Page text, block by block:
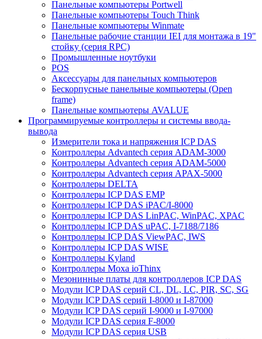
Панельные компьютеры Portwell
Панельные компьютеры Touch Think
Панельные компьютеры Winmate
Панельные рабочие станции IEI для монтажа в 19"
стойку (серия RPC)
Промышленные ноутбуки
POS
Аксессуары для панельных компьютеров
Бескорпусные панельные компьютеры (Open
frame)
Панельные компьютеры AVALUE
Программируемые контроллеры и системы ввода-
вывода
Измерители тока и напряжения ICP DAS
Контроллеры Advantech серия ADAM-3000
Контроллеры Advantech серия ADAM-5000
Контроллеры Advantech серия APAX-5000
Контроллеры DELTA
Контроллеры ICP DAS EMP
Контроллеры ICP DAS iPAC/I-8000
Контроллеры ICP DAS LinPAC, WinPAC, XPAC
Контроллеры ICP DAS uPAC, I-7188/7186
Контроллеры ICP DAS ViewPAC, IWS
Контроллеры ICP DAS WISE
Контроллеры Kyland
Контроллеры Moxa ioThinx
Мезонинные платы для контроллеров ICP DAS
Модули ICP DAS серий CL, DL, LC, PIR, SC, SG
Модули ICP DAS серий I-8000 и I-87000
Модули ICP DAS серий I-9000 и I-97000
Модули ICP DAS серия F-8000
Модули ICP DAS серия USB